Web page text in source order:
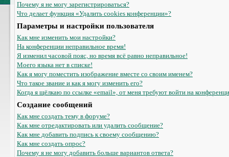
Почему я не могу зарегистрироваться?
Что делает функция «Удалить cookies конференции»?
Параметры и настройки пользователя
Как мне изменить мои настройки?
На конференции неправильное время!
Я изменил часовой пояс, но время всё равно неправильное!
Моего языка нет в списке!
Как я могу поместить изображение вместе со своим именем?
Что такое звание и как я могу изменить его?
Когда я щёлкаю по ссылке «email», от меня требуют войти на
Создание сообщений
Как мне создать тему в форуме?
Как мне отредактировать или удалить сообщение?
Как мне добавить подпись к своему сообщению?
Как мне создать опрос?
Почему я не могу добавить больше вариантов ответа?